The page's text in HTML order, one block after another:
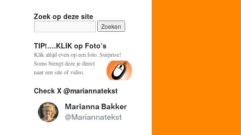
Zoek op deze site
TIP!….KLIK op Foto’s
Klik altijd even op een foto. Surprise!
Soms brengt deze je direct
naar een site of video.
Check X @mariannatekst